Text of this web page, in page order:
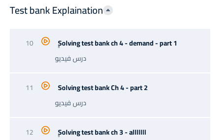
Test bank Explaination
10
ٍٍSolving test bank ch 4 - demand - part 1
درس فيديو
11
Solving test bank Ch 4 - part 2
درس فيديو
12
ٍٍSolving test bank ch 3 - alllllll